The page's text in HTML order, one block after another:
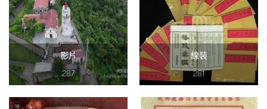
影片
287
線裝
281